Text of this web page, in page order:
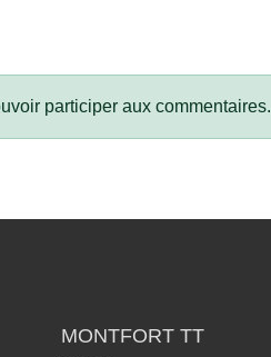
participer aux commentaires.
MONTFORT TT